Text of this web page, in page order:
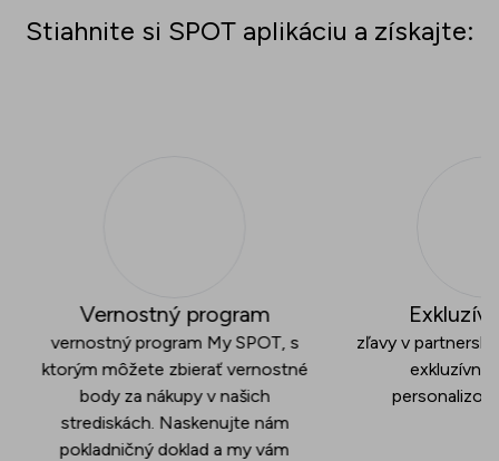
Stiahnite si SPOT aplikáciu a získajte:
Vernostný program
vernostný program My SPOT, s
ktorým môžete zbierať vernostné
body za nákupy v našich
strediskách. Naskenujte nám
pokladničný doklad a my vám
zľavy v
exkluzívne